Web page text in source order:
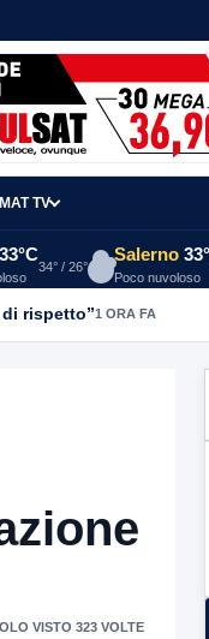
TV
33°C
34° / 26°
Salerno
Poco nuvoloso
rispetto”1 ORA FA
VISTO 323 VOLTE